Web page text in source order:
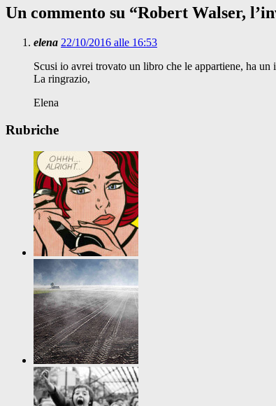
Un commento su “Robert Walser,
elena 22/10/2016 alle 16:53
Scusi io avrei trovato un libro che le appartiene, ha
La ringrazio,
Elena
Rubriche